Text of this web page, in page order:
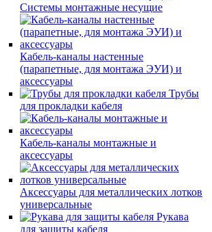
Системы монтажные несущие
Кабель-каналы настенные
(парапетные, для монтажа ЭУИ) и
аксессуары
Трубы
для прокладки кабеля
Кабель-каналы монтажные и
аксессуары
Аксессуары для металлических лотков
универсальные
Рукава
для защиты кабеля